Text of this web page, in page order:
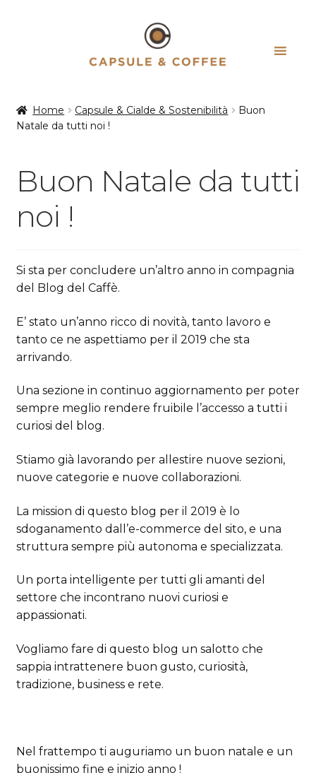
Home Capsule & Cialde & Sostenibilità
Buon
Natale da tutti noi !
Buon Natale da tutti
noi !
Si sta per concludere un’altro anno in compagnia
del Blog del Caffè.
E’ stato un’anno ricco di novità, tanto lavoro e
tanto ce ne aspettiamo per il 2019 che sta
arrivando.
Una sezione in continuo aggiornamento per poter
sempre meglio rendere fruibile l’accesso a tutti i
curiosi del blog.
Stiamo già lavorando per allestire nuove sezioni,
nuove categorie e nuove collaborazioni.
La mission di questo blog per il 2019 è lo
sdoganamento dall’e-commerce del sito, e una
struttura sempre più autonoma e specializzata.
Un porta intelligente per tutti gli amanti del
settore che incontrano nuovi curiosi e
appassionati.
Vogliamo fare di questo blog un salotto che
sappia intrattenere buon gusto, curiosità,
tradizione, business e rete.
Nel frattempo ti auguriamo un buon natale e un
buonissimo fine e inizio anno !